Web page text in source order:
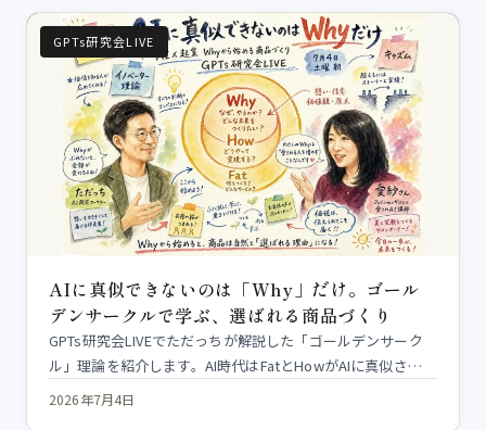
GPTs研究会LIVE
AIに真似できないのは「Why」だけ。ゴール
デンサークルで学ぶ、選ばれる商品づくり
GPTs研究会LIVEでただっちが解説した「ゴールデンサーク
ル」理論を紹介します。AI時代はFatとHowがAIに真似さ…
2026年7月4日